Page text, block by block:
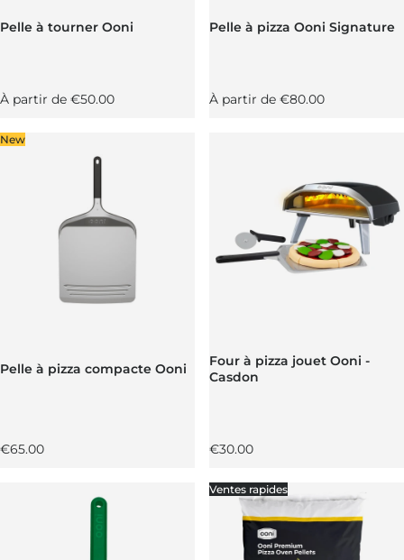
Pelle à tourner Ooni
Prix régulier
À partir de €50.00
Pelle à pizza Ooni Signature
Prix régulier
À partir de €80.00
New
Pelle à pizza compacte Ooni
Prix régulier
€65.00
Four à pizza jouet Ooni -
Casdon
Prix régulier
€30.00
Ventes rapides